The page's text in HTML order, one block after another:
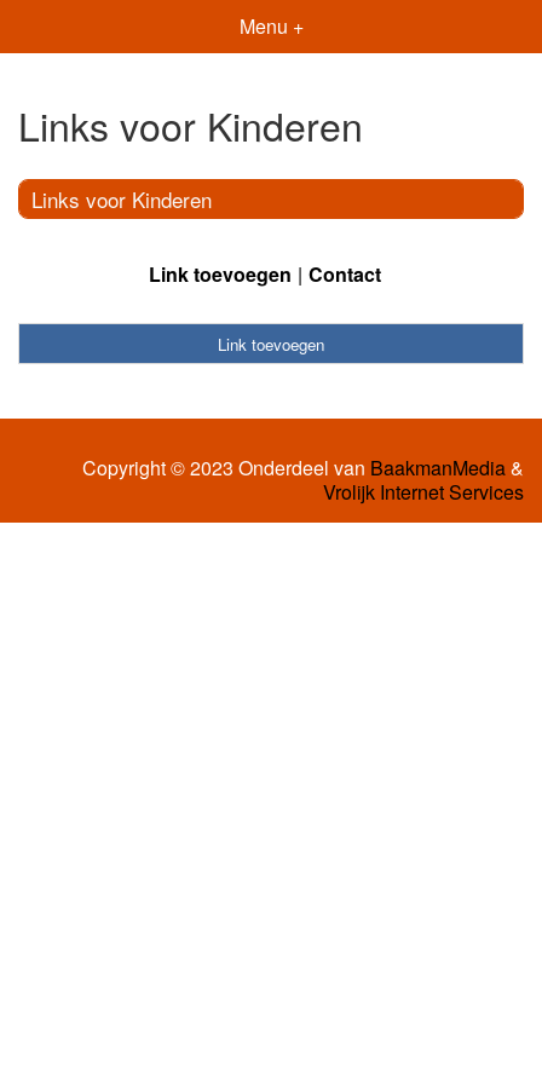
Menu +
Links voor Kinderen
Links voor Kinderen
Link toevoegen Contact
Link toevoegen
Copyright © 2023 Onderdeel van BaakmanMedia&
Vrolijk Internet Services